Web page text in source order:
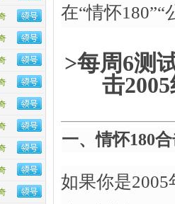
在“情怀
>每周6测
击
一、情怀180
如果你是